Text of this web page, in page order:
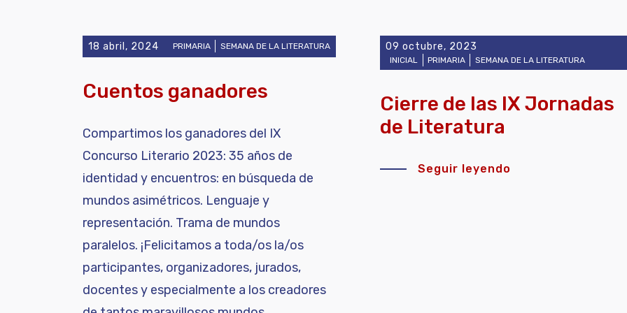
18 abril, 2024 PRIMARIA SEMANA DE LA LITERATURA
Cuentos ganadores
Compartimos los ganadores del IX
Concurso Literario 2023: 35 años de
identidad y encuentros: en búsqueda de
mundos asimétricos. Lenguaje y
representación. Trama de mundos
paralelos. ¡Felicitamos a toda/os la/os
participantes, organizadores, jurados,
docentes y especialmente a los creadores
09 octubre, 2023
INICIAL PRIMARIA SEMANA DE LA LITERATURA
Cierre de las IX Jornadas
de Literatura
Seguir leyendo